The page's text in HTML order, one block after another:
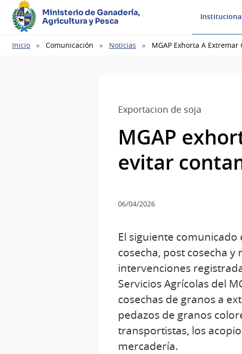
Ministerio de Ganadería,
Agricultura y Pesca
Ruta
Inicio Comunicación Noticias MGAP Exhorta A
Exportacion de soja
MGAP
evitar
06/04/2026
El siguiente
cosecha, post cosecha
intervenciones
Servicios Agrícolas del
cosechas de granos a
pedazos de granos
transportistas, los
mercadería.